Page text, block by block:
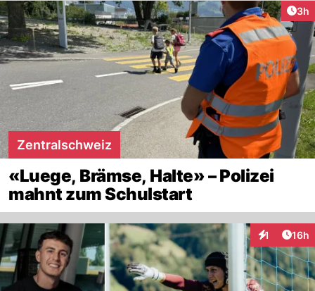
3h
Zentralschweiz
«Luege, Brämse, Halte» – Polizei
mahnt zum Schulstart
1 16h